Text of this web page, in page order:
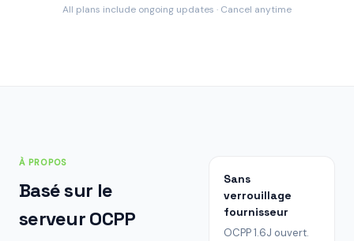
All plans include ongoing updates · Cancel anytime
À PROPOS
Basé sur le
serveur OCPP
Sans
verrouillage
fournisseur
OCPP 1.6J ouvert.